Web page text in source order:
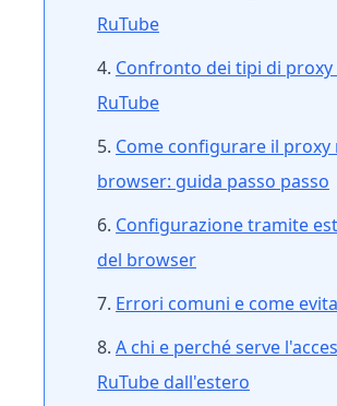
RuTube
Confronto dei tipi di
RuTube
Come configurare il proxy
browser: guida passo passo
Configurazione tramite
del browser
Errori comuni e come
A chi e perché serve
RuTube dall'estero